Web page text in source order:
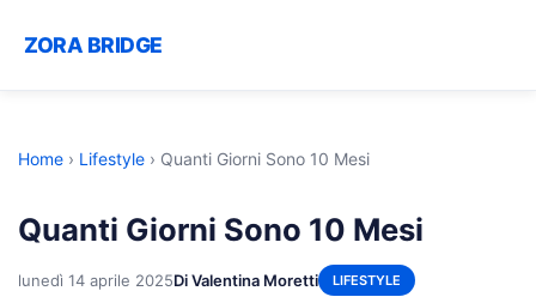
ZORA BRIDGE
Home › Lifestyle › Quanti Giorni Sono 10 Mesi
Quanti Giorni Sono 10 Mesi
lunedì 14 aprile 2025Di Valentina Moretti LIFESTYLE